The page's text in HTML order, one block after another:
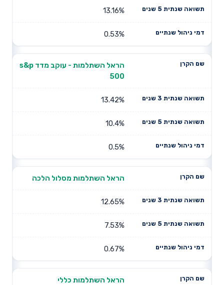
13.16%
0.53%
הראל השתלמות - עוקב מדד s&p
500
13.42%
10.4%
0.5%
הראל השתלמות מסלול הלכה
12.65%
7.53%
0.67%
הראל השתלמות כללי